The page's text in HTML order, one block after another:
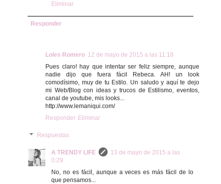
Eliminar
Responder
Loles Romero 12 de mayo de 2015 a las 11:18
Pues claro! hay que intentar ser feliz siempre, aunque
nadie dijo que fuera fácil Rebeca. AH! un look
comodísimo, muy de tu Estilo. Un saludo y aquí te dejo
mi Web/Blog con ideas y trucos de Estilismo, eventos,
canal de youtube, mis looks...
http://www.lemaniqui.com/
Responder Eliminar
Respuestas
A TRENDY LIFE
13 de mayo de 2015 a las
0:29
No, no es fácil, aunque a veces es más fácil de lo
que pensamos...